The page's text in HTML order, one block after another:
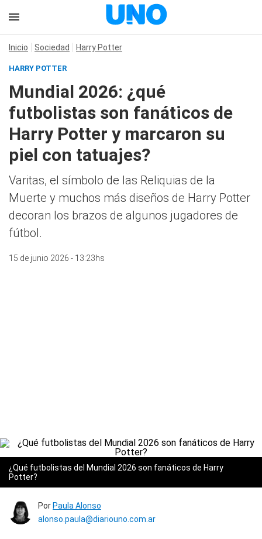
Inicio Sociedad Harry Potter
HARRY POTTER
Mundial 2026: ¿qué
futbolistas son fanáticos de
Harry Potter y marcaron su
piel con tatuajes?
Varitas, el símbolo de las Reliquias de la
Muerte y muchos más diseños de Harry Potter
decoran los brazos de algunos jugadores de
fútbol.
15 de junio 2026 - 13:23hs
¿Qué futbolistas del Mundial 2026 son fanáticos de Harry
Potter?
Por Paula Alonso
alonso.paula@diariouno.com.ar